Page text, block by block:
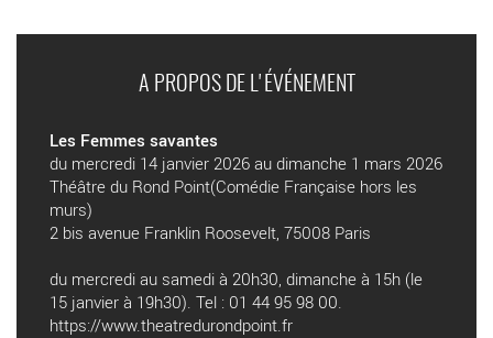
A PROPOS DE L'ÉVÉNEMENT
Les Femmes savantes
du mercredi 14 janvier 2026 au dimanche 1 mars 2026
Théâtre du Rond Point(Comédie Française hors les
murs)
2 bis avenue Franklin Roosevelt, 75008 Paris
du mercredi au samedi à 20h30, dimanche à 15h (le
15 janvier à 19h30). Tel : 01 44 95 98 00.
https://www.theatredurondpoint.fr